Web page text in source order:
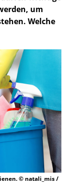
um
Welche
© natali_mis /